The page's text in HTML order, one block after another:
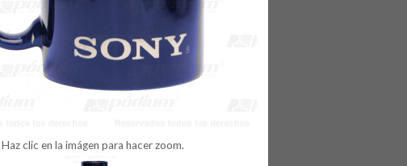
Haz clic en la imágen para hacer zoom.